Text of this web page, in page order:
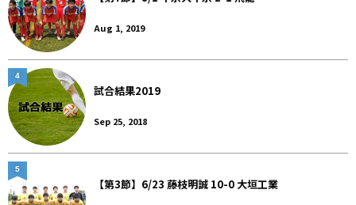
Aug 1, 2019
試合結果2019
Sep 25, 2018
4
【第3節】6/23 藤枝明誠 10-0 大垣工業
5